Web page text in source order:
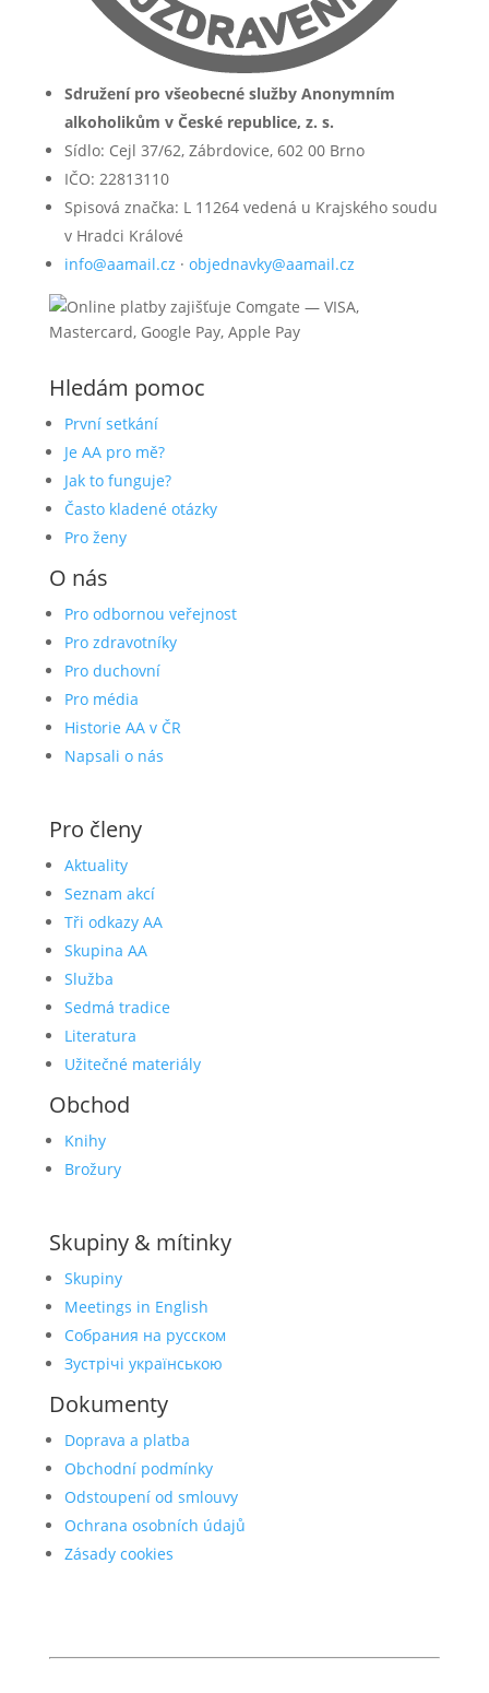
Sdružení pro všeobecné služby Anonymním
alkoholikům v České republice, z. s.
Sídlo: Cejl 37/62, Zábrdovice, 602 00 Brno
IČO: 22813110
Spisová značka: L 11264 vedená u Krajského soudu
v Hradci Králové
info@aamail.cz · objednavky@aamail.cz
Hledám pomoc
První setkání
Je AA pro mě?
Jak to funguje?
Často kladené otázky
Pro ženy
O nás
Pro odbornou veřejnost
Pro zdravotníky
Pro duchovní
Pro média
Historie AA v ČR
Napsali o nás
Pro členy
Aktuality
Seznam akcí
Tři odkazy AA
Skupina AA
Služba
Sedmá tradice
Literatura
Užitečné materiály
Obchod
Knihy
Brožury
Skupiny & mítinky
Skupiny
Meetings in English
Собрания на русском
Зустрічі українською
Dokumenty
Doprava a platba
Obchodní podmínky
Odstoupení od smlouvy
Ochrana osobních údajů
Zásady cookies